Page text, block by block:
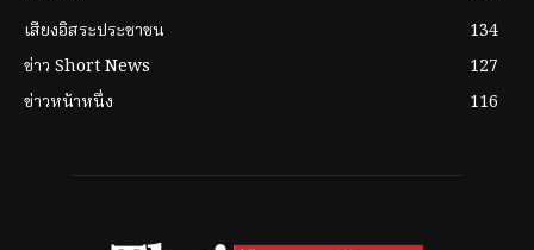
เสียงอิสระประชาชน
134
ข่าว Short News
127
ข่าวหน้าหนึ่ง
116